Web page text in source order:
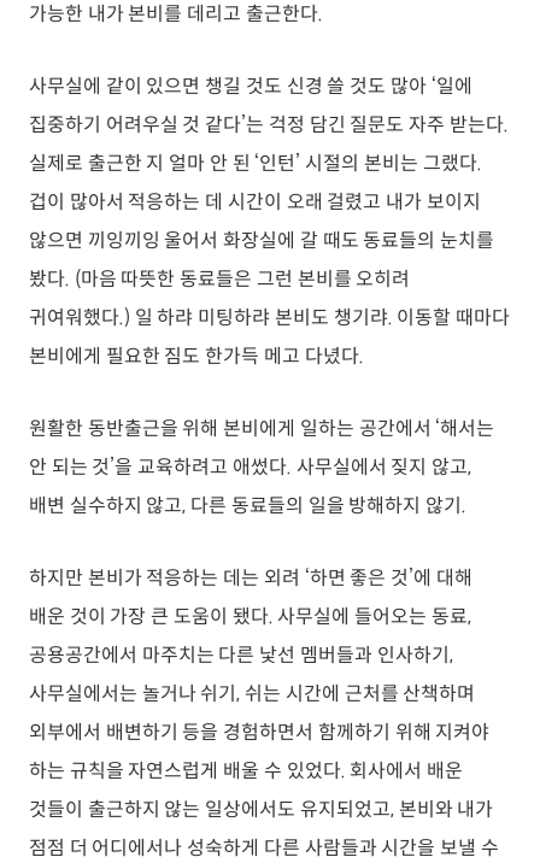
가능한 내가 본비를 데리고 출근한다.
사무실에 같이 있으면 챙길 것도 신경 쓸 것도 많아 ‘일에
집중하기 어려우실 것 같다’는 걱정 담긴 질문도 자주 받는다.
실제로 출근한 지 얼마 안 된 ‘인턴’ 시절의 본비는 그랬다.
겁이 많아서 적응하는 데 시간이 오래 걸렸고 내가 보이지
않으면 끼잉끼잉 울어서 화장실에 갈 때도 동료들의 눈치를
봤다. (마음 따뜻한 동료들은 그런 본비를 오히려
귀여워했다.) 일 하랴 미팅하랴 본비도 챙기랴. 이동할 때마다
본비에게 필요한 짐도 한가득 메고 다녔다.
원활한 동반출근을 위해 본비에게 일하는 공간에서 ‘해서는
안 되는 것’을 교육하려고 애썼다. 사무실에서 짖지 않고,
배변 실수하지 않고, 다른 동료들의 일을 방해하지 않기.
하지만 본비가 적응하는 데는 외려 ‘하면 좋은 것’에 대해
배운 것이 가장 큰 도움이 됐다. 사무실에 들어오는 동료,
공용공간에서 마주치는 다른 낯선 멤버들과 인사하기,
사무실에서는 놀거나 쉬기, 쉬는 시간에 근처를 산책하며
외부에서 배변하기 등을 경험하면서 함께하기 위해 지켜야
하는 규칙을 자연스럽게 배울 수 있었다. 회사에서 배운
것들이 출근하지 않는 일상에서도 유지되었고, 본비와 내가
점점 더 어디에서나 성숙하게 다른 사람들과 시간을 보낼 수